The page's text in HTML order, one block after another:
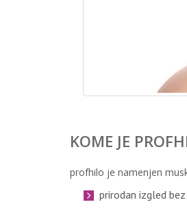
KOME JE
profhilo je namenjen
prirodan izgled